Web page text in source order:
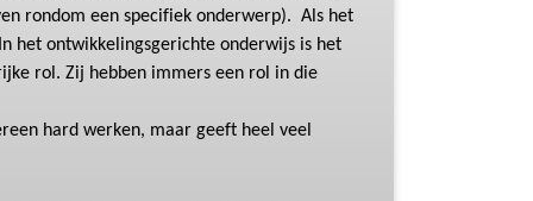
rondom een specifiek onderwerp). Als het
het ontwikkelingsgerichte onderwijs is het
rol. Zij hebben immers een rol in die
hard werken, maar geeft heel veel